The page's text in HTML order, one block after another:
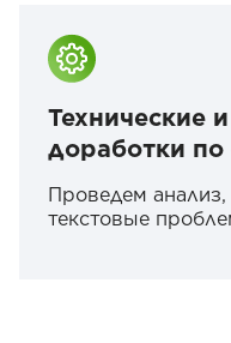
Технические
доработки по
Проведем
текстовые